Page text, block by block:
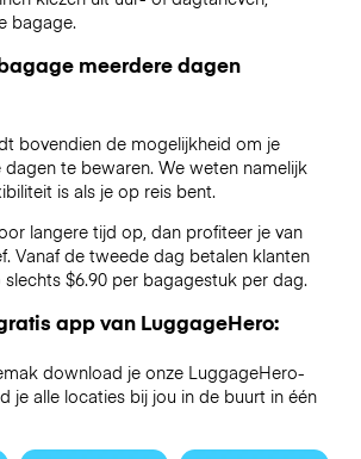
bagage.
meerdere dagen
bovendien de mogelijkheid om je
te bewaren. We weten namelijk
is als je op reis bent.
langere tijd op, dan profiteer je van
Vanaf de tweede dag betalen klanten
$6.90 per bagagestuk per dag.
app van LuggageHero:
download je onze LuggageHero-
je alle locaties bij jou in de buurt in één